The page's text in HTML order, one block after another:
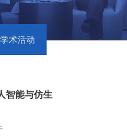
学术活动
智能与仿生